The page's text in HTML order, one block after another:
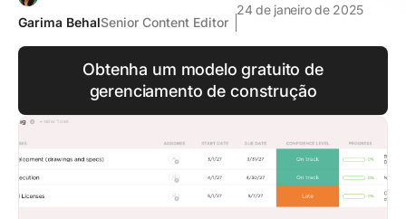
Garima BehalSenior Content Editor
24 de janeiro de 2025
Obtenha um modelo gratuito de
gerenciamento de construção